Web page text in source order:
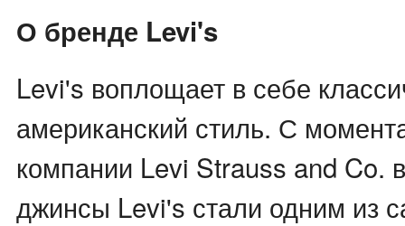
О бренде Levi's
Levi's воплощает в себе
американский стиль. С
компании Levi Strauss and Co.
джинсы Levi's стали одним из